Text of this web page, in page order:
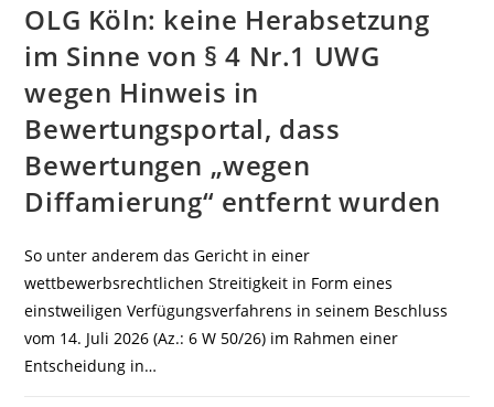
OLG Köln: keine Herabsetzung
im Sinne von § 4 Nr.1 UWG
wegen Hinweis in
Bewertungsportal, dass
Bewertungen „wegen
Diffamierung“ entfernt wurden
So unter anderem das Gericht in einer
wettbewerbsrechtlichen Streitigkeit in Form eines
einstweiligen Verfügungsverfahrens in seinem Beschluss
vom 14. Juli 2026 (Az.: 6 W 50/26) im Rahmen einer
Entscheidung in…